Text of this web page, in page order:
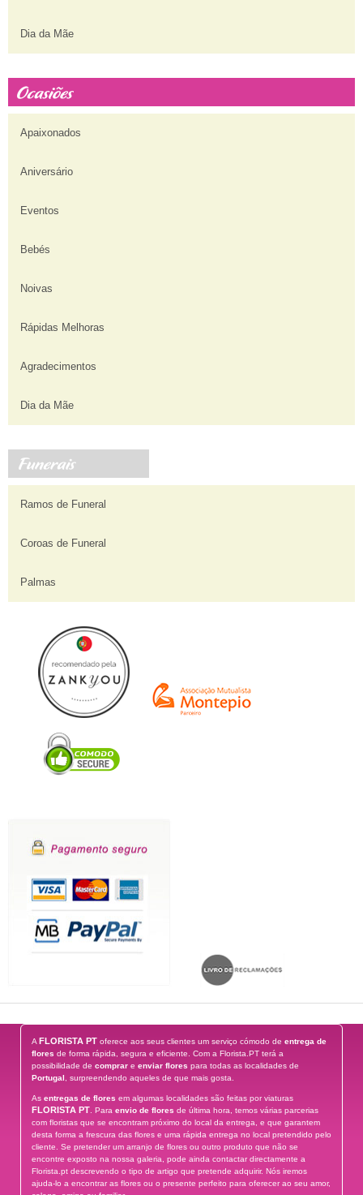
Dia da Mãe
Apaixonados
Aniversário
Eventos
Bebés
Noivas
Rápidas Melhoras
Agradecimentos
Dia da Mãe
Ramos de Funeral
Coroas de Funeral
Palmas
A FLORISTA PT oferece aos seus clientes um serviço cómodo de entrega de
flores de forma rápida, segura e eficiente. Com a Florista.PT terá a
possibilidade de comprar e enviar flores para todas as localidades de
Portugal, surpreendendo aqueles de que mais gosta.
As entregas de flores em algumas localidades são feitas por viaturas
FLORISTA PT. Para envio de flores de última hora, temos várias parcerias
com floristas que se encontram próximo do local da entrega, e que garantem
desta forma a frescura das flores e uma rápida entrega no local pretendido pelo
cliente. Se pretender um arranjo de flores ou outro produto que não se
encontre exposto na nossa galeria, pode ainda contactar directamente a
Florista.pt descrevendo o tipo de artigo que pretende adquirir. Nós iremos
ajuda-lo a encontrar as flores ou o presente perfeito para oferecer ao seu amor,